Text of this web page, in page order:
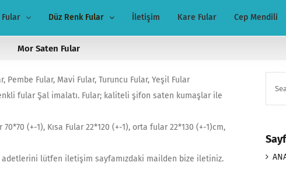
Fular Düz Renk Fular İletişim Kare Fular Cep Mendili
Mor Saten Fular
Pembe Fular, Mavi Fular, Turuncu Fular, Yeşil Fular
fular Şal imalatı. Fular; kaliteli şifon saten kumaşlar ile
(+-1), Kısa Fular 22*120 (+-1), orta fular 22*130 (+-1)cm,
adetlerini lütfen iletişim sayfamızdaki mailden bize iletiniz.